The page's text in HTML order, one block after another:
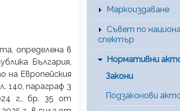
определена в
България,
на Европейския
140, параграф 3
г., бр. 35 от
Маркоиздаване
Съвет по
спектър
Нормативни
Закони
Подзаконови